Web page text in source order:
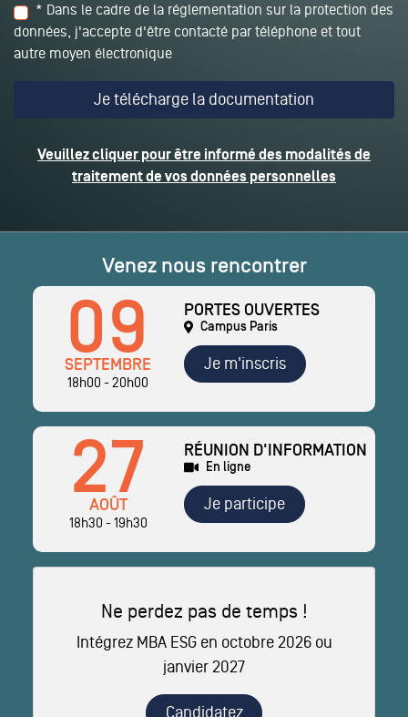
* Dans le cadre de la réglementation sur la protection des
données, j'accepte d'être contacté par téléphone et tout
autre moyen électronique
Veuillez cliquer pour être informé des modalités de
traitement de vos données personnelles
Venez nous rencontrer
09
SEPTEMBRE
18h00 - 20h00
PORTES OUVERTES
Campus Paris
Je m'inscris
27
AOÛT
18h30 - 19h30
RÉUNION D'INFORMATION
En ligne
Je participe
Ne perdez pas de temps !
Intégrez MBA ESG en octobre 2026 ou
janvier 2027
Candidatez